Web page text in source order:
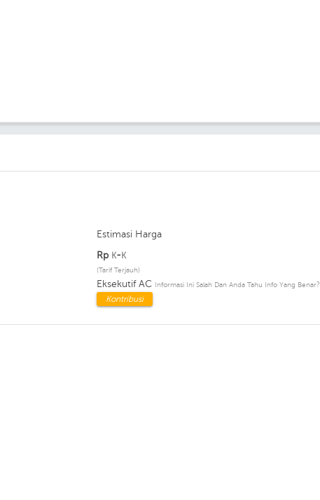
Estimasi Harga
Rp K- K
(Tarif Terjauh)
Eksekutif AC Informasi Ini Salah Dan Anda Tahu Info Yang Benar?
Kontribusi